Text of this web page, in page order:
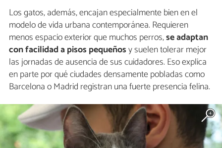
Los gatos, además, encajan especialmente bien en el
modelo de vida urbana contemporánea. Requieren
menos espacio exterior que muchos perros,se adaptan
con facilidad a pisos pequeñosy suelen tolerar mejor
las jornadas de ausencia de sus cuidadores. Eso explica
en parte por qué ciudades densamente pobladas como
Barcelona o Madrid registran una fuerte presencia felina.